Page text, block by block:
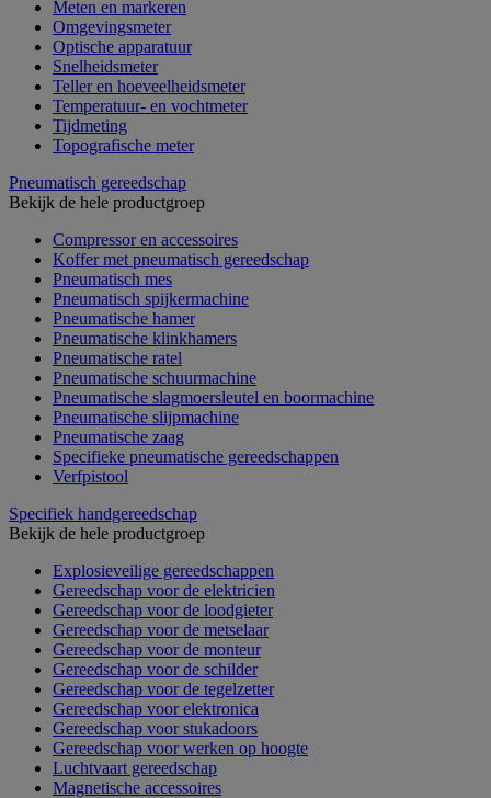
Meten en markeren
Omgevingsmeter
Optische apparatuur
Snelheidsmeter
Teller en hoeveelheidsmeter
Temperatuur- en vochtmeter
Tijdmeting
Topografische meter
Pneumatisch gereedschap
Bekijk de hele productgroep
Compressor en accessoires
Koffer met pneumatisch gereedschap
Pneumatisch mes
Pneumatisch spijkermachine
Pneumatische hamer
Pneumatische klinkhamers
Pneumatische ratel
Pneumatische schuurmachine
Pneumatische slagmoersleutel en boormachine
Pneumatische slijpmachine
Pneumatische zaag
Specifieke pneumatische gereedschappen
Verfpistool
Specifiek handgereedschap
Bekijk de hele productgroep
Explosieveilige gereedschappen
Gereedschap voor de elektricien
Gereedschap voor de loodgieter
Gereedschap voor de metselaar
Gereedschap voor de monteur
Gereedschap voor de schilder
Gereedschap voor de tegelzetter
Gereedschap voor elektronica
Gereedschap voor stukadoors
Gereedschap voor werken op hoogte
Luchtvaart gereedschap
Magnetische accessoires